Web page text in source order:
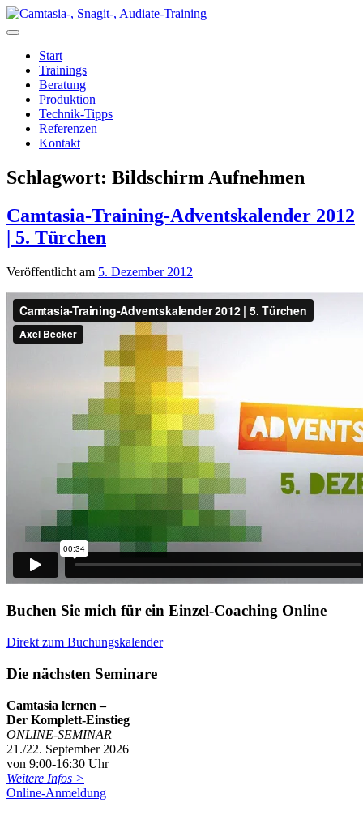
Zum
Inhalt
Start
Trainings
Beratung
Produktion
Technik-Tipps
Referenzen
Kontakt
Schlagwort: Bildschirm Aufnehmen
Camtasia-Training-Adventskalender 2012
| 5. Türchen
Veröffentlicht am 5. Dezember 2012
Buchen Sie mich für ein Einzel-Coaching Online
Direkt zum Buchungskalender
Die nächsten Seminare
Camtasia lernen –
Der Komplett-Einstieg
ONLINE-SEMINAR
21./22. September 2026
von 9:00-16:30 Uhr
Weitere Infos >
Online-Anmeldung